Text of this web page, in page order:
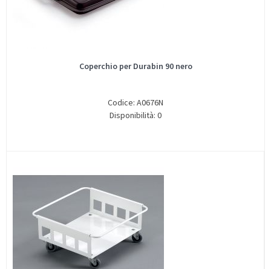
Coperchio per Durabin 90 nero
Codice: A0676N
Disponibilità: 0